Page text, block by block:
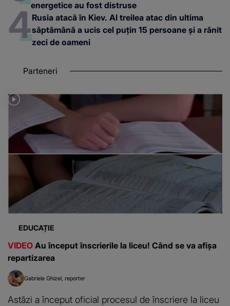
energetice au fost distruse
Rusia atacă în Kiev. Al treilea atac din ultima
săptămână a ucis cel puțin 15 persoane și a rănit
zeci de oameni
Parteneri
EDUCAȚIE
VIDEO Au început înscrierile la liceu! Când se va afișa
repartizarea
Gabriela Ghizel reporter
Astăzi a început oficial procesul de înscriere la liceu